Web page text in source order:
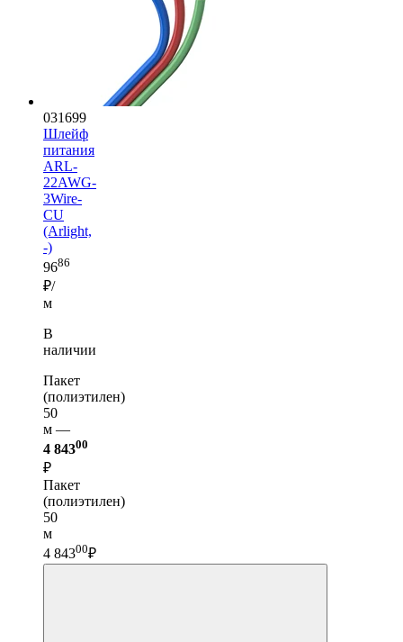
031699
Шлейф
питания
ARL-
22AWG-
3Wire-
CU
(Arlight,
-)
9686
₽/
м
В
наличии
Пакет
(полиэтилен)
50
м —
4 84300
₽
Пакет
(полиэтилен)
50
м
4 84300₽